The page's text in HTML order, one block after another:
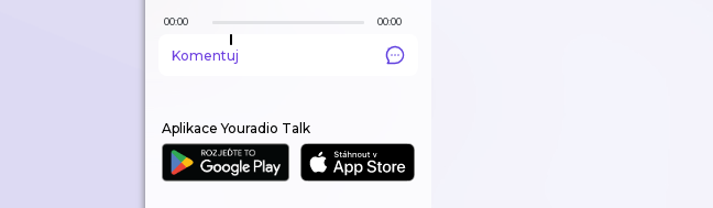
00:00 00:00
Komentuj
Aplikace Youradio Talk